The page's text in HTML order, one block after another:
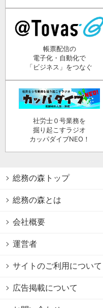
帳票配信の
電子化・自動化で
「ビジネス」をつなぐ
社労士０号業務を
掘り起こすラジオ
カッパダイブNEO！
総務の森トップ
総務の森とは
会社概要
運営者
サイトのご利用について
広告掲載について